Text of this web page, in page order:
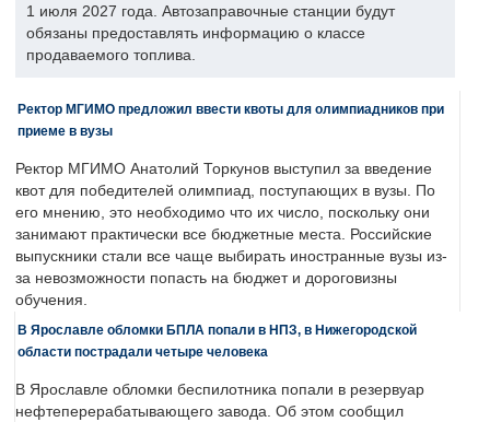
1 июля 2027 года. Автозаправочные станции будут
обязаны предоставлять информацию о классе
продаваемого топлива.
Ректор МГИМО предложил ввести квоты для олимпиадников при
приеме в вузы
Ректор МГИМО Анатолий Торкунов выступил за введение
квот для победителей олимпиад, поступающих в вузы. По
его мнению, это необходимо что их число, поскольку они
занимают практически все бюджетные места. Российские
выпускники стали все чаще выбирать иностранные вузы из-
за невозможности попасть на бюджет и дороговизны
обучения.
В Ярославле обломки БПЛА попали в НПЗ, в Нижегородской
области пострадали четыре человека
В Ярославле обломки беспилотника попали в резервуар
нефтеперерабатывающего завода. Об этом сообщил